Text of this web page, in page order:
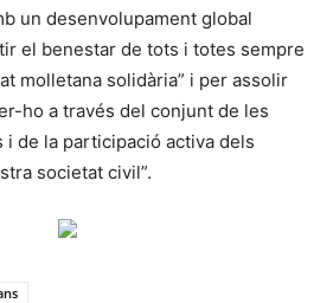
un desenvolupament global
el benestar de tots i totes sempre
molletana solidària” i per assolir
ho a través del conjunt de les
de la participació activa dels
societat civil”.